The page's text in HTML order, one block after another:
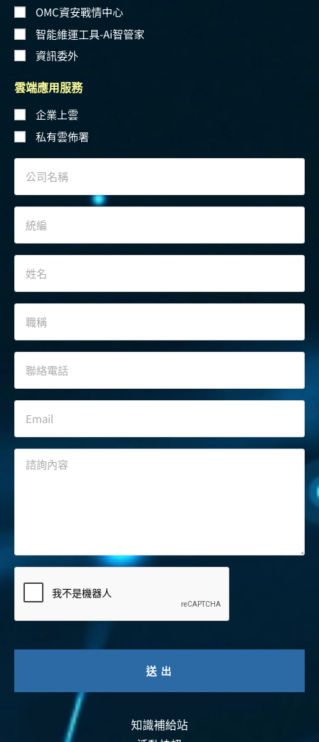
OMC資安戰情中心
智能維運工具-Ai智管家
資訊委外
雲端應用服務
企業上雲
私有雲佈署
知識補給站